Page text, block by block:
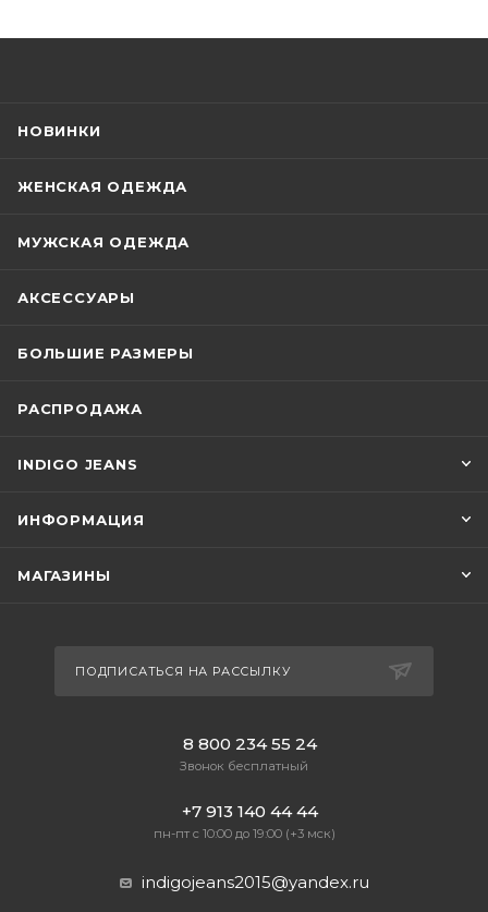
НОВИНКИ
ЖЕНСКАЯ ОДЕЖДА
МУЖСКАЯ ОДЕЖДА
АКСЕССУАРЫ
БОЛЬШИЕ РАЗМЕРЫ
РАСПРОДАЖА
INDIGO JEANS
ИНФОРМАЦИЯ
МАГАЗИНЫ
ПОДПИСАТЬСЯ НА РАССЫЛКУ
8 800 234 55 24
Звонок бесплатный
+7 913 140 44 44
пн-пт с 10:00 до 19:00 (+3 мск)
indigojeans2015@yandex.ru